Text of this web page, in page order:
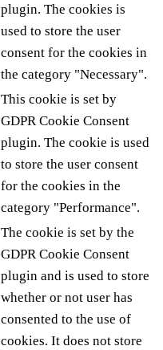
plugin. The cookies is
used to store the user
consent for the cookies in
the category "Necessary".
This cookie is set by
GDPR Cookie Consent
plugin. The cookie is used
to store the user consent
for the cookies in the
category "Performance".
The cookie is set by the
GDPR Cookie Consent
plugin and is used to store
whether or not user has
consented to the use of
cookies. It does not store